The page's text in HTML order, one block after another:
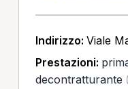
Indirizzo: Viale
Prestazioni:
decontratturante